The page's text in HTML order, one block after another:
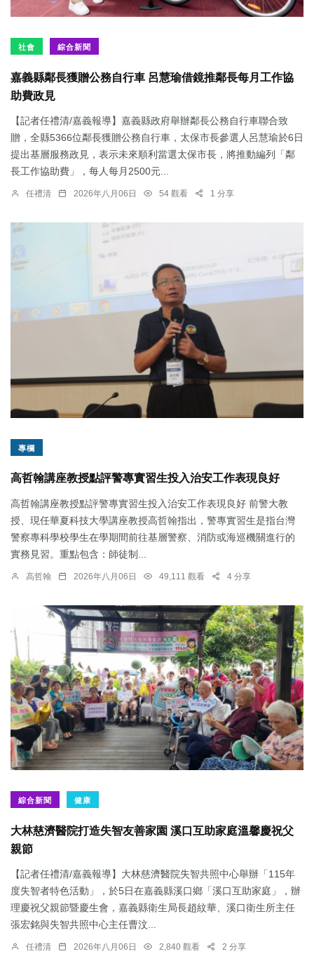
社會 綜合新聞
嘉義縣鄰長獲贈公務自行車 呂慧瑜借鏡推鄰長每月工作協
助費政見
【記者任禮清/嘉義報導】嘉義縣政府舉辦鄰長公務自行車聯合致
贈，全縣5366位鄰長獲贈公務自行車，太保市長參選人呂慧瑜於6日
提出基層服務政見，表示未來順利當選太保市長，將推動編列「鄰
長工作協助費」，每人每月2500元...
任禮清 2026年八月06日 54 觀看 1 分享
專欄
高哲翰講座教授點評警專實習生投入治安工作表現良好
高哲翰講座教授點評警專實習生投入治安工作表現良好 前警大教
授、現任華夏科技大學講座教授高哲翰指出，警專實習生是指台灣
警察專科學校學生在學期間前往基層警察、消防或海巡機關進行的
實務見習。重點包含：師徒制...
高哲翰 2026年八月06日 49,111 觀看 4 分享
綜合新聞 健康
大林慈濟醫院打造失智友善家園 溪口互助家庭溫馨慶祝父
親節
【記者任禮清/嘉義報導】大林慈濟醫院失智共照中心舉辦「115年
度失智者特色活動」，於5日在嘉義縣溪口鄉「溪口互助家庭」，辦
理慶祝父親節暨慶生會，嘉義縣衛生局長趙紋華、溪口衛生所主任
張宏銘與失智共照中心主任曹汶...
任禮清 2026年八月06日 2,840 觀看 2 分享